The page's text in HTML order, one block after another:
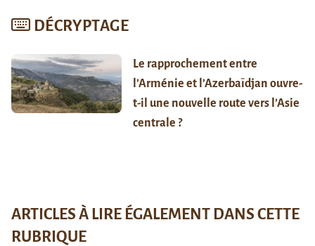
DÉCRYPTAGE
Le rapprochement entre
l’Arménie et l’Azerbaïdjan ouvre-
t-il une nouvelle route vers l’Asie
centrale ?
ARTICLES À LIRE ÉGALEMENT DANS CETTE
RUBRIQUE